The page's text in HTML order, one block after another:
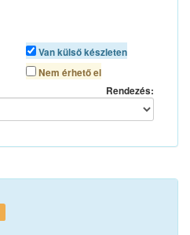
Van külső készleten
Nem érhető el
Rendezés: